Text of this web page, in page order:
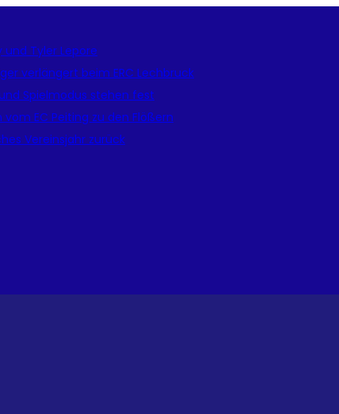
und Tyler Lepore
verlängert beim ERC Lechbruck
Spielmodus stehen fest
EC Peiting zu den Flößern
Vereinsjahr zurück